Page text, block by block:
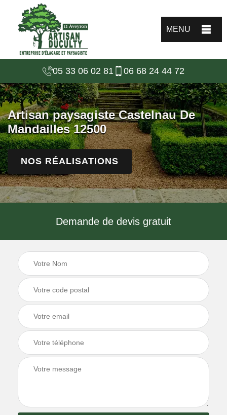
MENU
05 33 06 02 81 06 68 24 44 72
Artisan paysagiste Castelnau De
Mandailles 12500
NOS RÉALISATIONS
Demande de devis gratuit